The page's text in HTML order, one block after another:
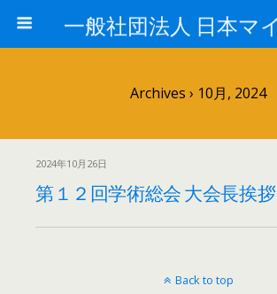
Archives › 10月, 2024
2024年10月26日
第１２回学術総会 大会長挨拶
Back to top